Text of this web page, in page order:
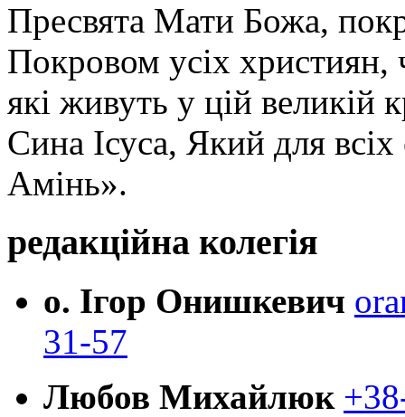
Пресвята Мати Божа,
Покровом усіх християн,
які живуть у цій великій
Сина Ісуса, Який для
Амінь».
редакційна колегія
о. Ігор Онишкевич
31-57
Любов Михайлюк